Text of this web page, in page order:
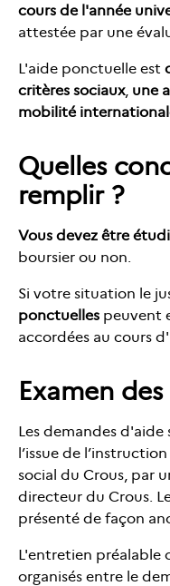
cours de l'année
attestée par une
L'aide ponctuelle est
critères sociaux, une
mobilité
Quelles
remplir ?
Vous devez être
boursier ou non.
Si votre situation le
ponctuelles peuvent
accordées au cours
Examen
Les demandes
l’issue de
social du Crous, par
directeur du Crous.
présenté de façon
L'entretien préalable
organisés entre le